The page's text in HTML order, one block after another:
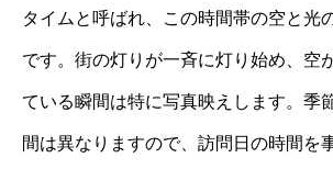
タイムと呼ばれ、この時間帯の空と光
です。街の灯りが一斉に灯り始め、空
ている瞬間は特に写真映えします。季
間は異なりますので、訪問日の時間を